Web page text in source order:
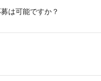
は可能ですか？